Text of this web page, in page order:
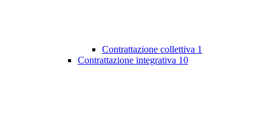
Contrattazione collettiva 1
Contrattazione integrativa 10